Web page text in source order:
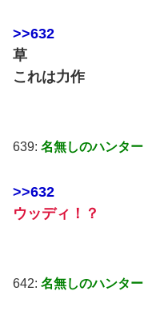
>>632
草
これは力作
639: 名無しのハンター
>>632
ウッディ！？
642: 名無しのハンター